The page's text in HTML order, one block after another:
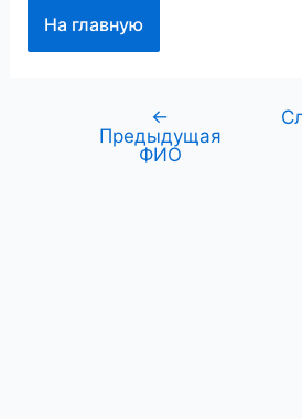
На главную
Навигация←
Предыдущая
ФИО